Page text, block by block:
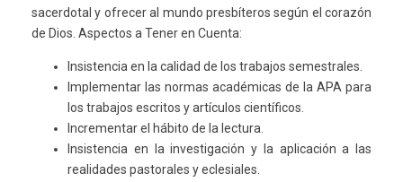
sacerdotal y ofrecer al mundo presbíteros según el corazón
de Dios. Aspectos a Tener en Cuenta:
Insistencia en la calidad de los trabajos semestrales.
Implementar las normas académicas de la APA para
los trabajos escritos y artículos científicos.
Incrementar el hábito de la lectura.
Insistencia en la investigación y la aplicación a las
realidades pastorales y eclesiales.